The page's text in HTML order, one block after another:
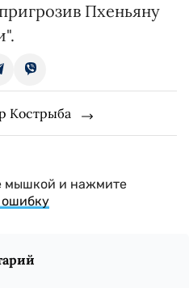
Пхеньяну
Кострыба
мышкой и нажмите
ошибку